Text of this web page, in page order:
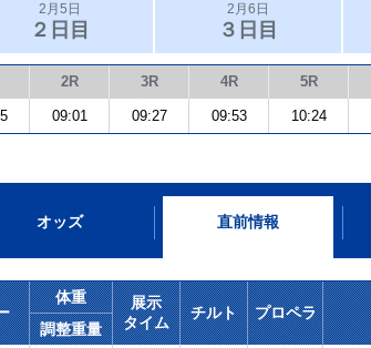
2月5日
２日目
2月6日
３日目
2R 3R 4R 5R
09:01 09:27 09:53 10:24
オッズ 直前情報
体重
展示
タイム
チルト プロペラ
調整重量